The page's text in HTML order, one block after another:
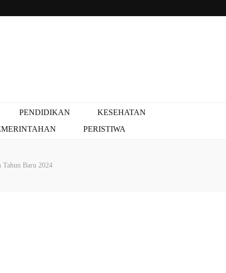
PENDIDIKAN
KESEHATAN
PERISTIWA
Tahun Baru 2024